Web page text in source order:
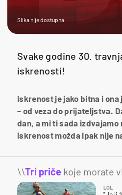
Slika nije dostupna
Svake godine 30.
iskrenosti!
Iskrenost je jako bitna i
– od veza do prijateljstva.
dan, a mi ti sada
iskrenost možda ipak nije
\\Tri priče koje morate
LOL